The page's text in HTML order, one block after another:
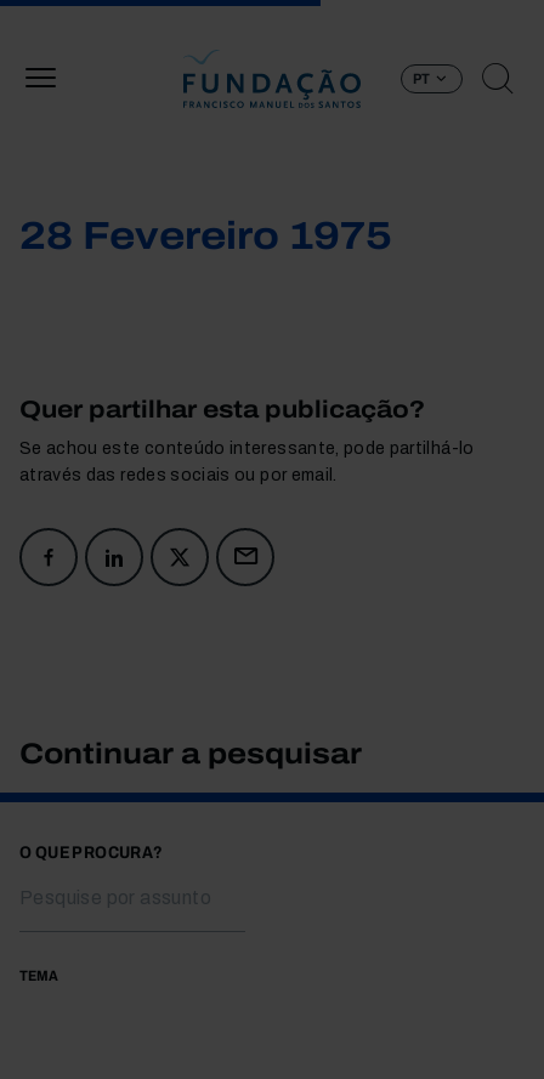
PT
28 Fevereiro 1975
Quer partilhar esta publicação?
Se achou este conteúdo interessante, pode partilhá-lo
através das redes sociais ou por email.
Continuar a pesquisar
O QUE PROCURA?
TEMA